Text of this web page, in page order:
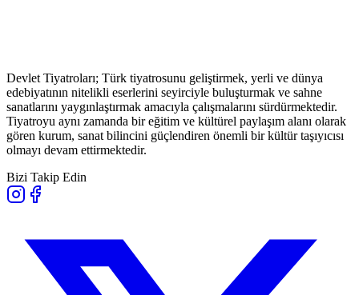
Devlet Tiyatroları; Türk tiyatrosunu geliştirmek, yerli ve dünya
edebiyatının nitelikli eserlerini seyirciyle buluşturmak ve sahne
sanatlarını yaygınlaştırmak amacıyla çalışmalarını sürdürmektedir.
Tiyatroyu aynı zamanda bir eğitim ve kültürel paylaşım alanı olarak
gören kurum, sanat bilincini güçlendiren önemli bir kültür taşıyıcısı
olmayı devam ettirmektedir.
Bizi Takip Edin